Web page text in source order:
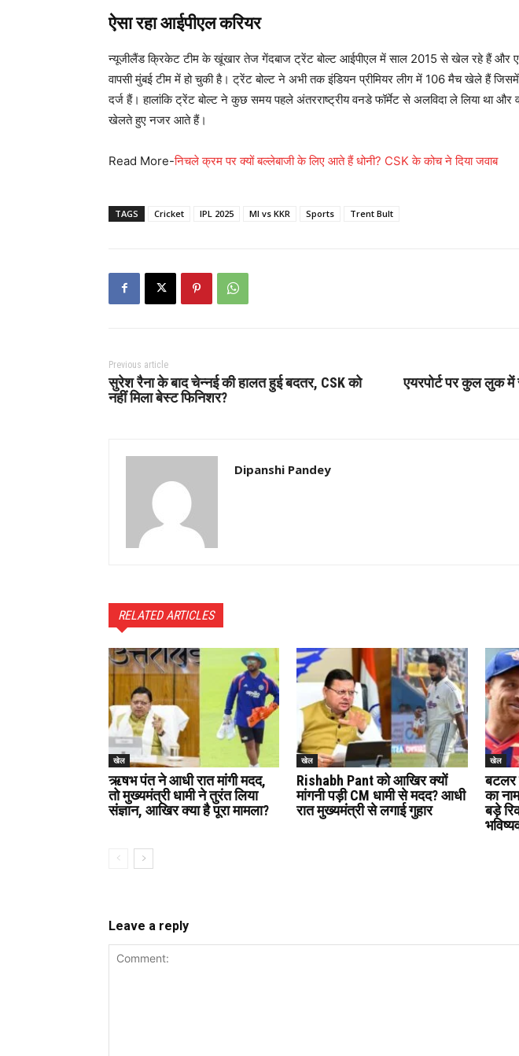
ऐसा रहा आईपीएल करियर
न्यूजीलैंड क्रिकेट टीम के खूंखार तेज गेंदबाज ट्रेंट बोल्ट आईपीएल में साल 2015 से खेल रहे हैं और
वापसी मुंबई टीम में हो चुकी है। ट्रेंट बोल्ट ने अभी तक इंडियन प्रीमियर लीग में 106 मैच खेले हैं
दर्ज हैं। हालांकि ट्रेंट बोल्ट ने कुछ समय पहले अंतरराष्ट्रीय वनडे फॉर्मेट से अलविदा ले लिया था
खेलते हुए नजर आते हैं।
Read More-निचले क्रम पर क्यों बल्लेबाजी के लिए आते हैं धोनी? CSK के कोच ने दिया जवाब
TAGS Cricket IPL 2025 MI vs KKR Sports Trent Bult
Previous article
सुरेश रैना के बाद चेन्नई की हालत हुई बदतर, CSK को
नहीं मिला बेस्ट फिनिशर?
एयरपोर्ट पर कुल लुक
Dipanshi Pandey
RELATED ARTICLES
खेल
ऋषभ पंत ने आधी रात मांगी मदद,
तो मुख्यमंत्री धामी ने तुरंत लिया
संज्ञान, आखिर क्या है पूरा मामला?
खेल
Rishabh Pant को आखिर क्यों
मांगनी पड़ी CM धामी से मदद? आधी
रात मुख्यमंत्री से लगाई गुहार
खेल
बटलर
का
बड़े
Leave a reply